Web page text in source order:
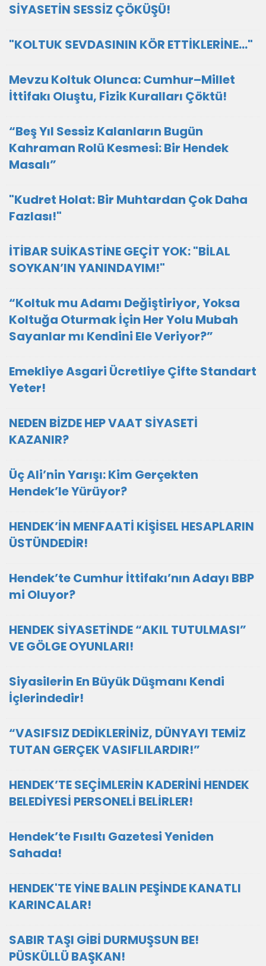
SİYASETİN SESSİZ ÇÖKÜŞÜ!
"KOLTUK SEVDASININ KÖR ETTİKLERİNE…"
Mevzu Koltuk Olunca: Cumhur–Millet
İttifakı Oluştu, Fizik Kuralları Çöktü!
“Beş Yıl Sessiz Kalanların Bugün
Kahraman Rolü Kesmesi: Bir Hendek
Masalı”
"Kudret Holat: Bir Muhtardan Çok Daha
Fazlası!"
İTİBAR SUİKASTİNE GEÇİT YOK: "BİLAL
SOYKAN’IN YANINDAYIM!"
“Koltuk mu Adamı Değiştiriyor, Yoksa
Koltuğa Oturmak İçin Her Yolu Mubah
Sayanlar mı Kendini Ele Veriyor?”
Emekliye Asgari Ücretliye Çifte Standart
Yeter!
NEDEN BİZDE HEP VAAT SİYASETİ
KAZANIR?
Üç Ali’nin Yarışı: Kim Gerçekten
Hendek’le Yürüyor?
HENDEK’İN MENFAATİ KİŞİSEL HESAPLARIN
ÜSTÜNDEDİR!
Hendek’te Cumhur İttifakı’nın Adayı BBP
mi Oluyor?
HENDEK SİYASETİNDE “AKIL TUTULMASI”
VE GÖLGE OYUNLARI!
Siyasilerin En Büyük Düşmanı Kendi
İçlerindedir!
“VASIFSIZ DEDİKLERİNİZ, DÜNYAYI TEMİZ
TUTAN GERÇEK VASIFLILARDIR!”
HENDEK’TE SEÇİMLERİN KADERİNİ HENDEK
BELEDİYESİ PERSONELİ BELİRLER!
Hendek’te Fısıltı Gazetesi Yeniden
Sahada!
HENDEK'TE YİNE BALIN PEŞİNDE KANATLI
KARINCALAR!
SABIR TAŞI GİBİ DURMUŞSUN BE!
PÜSKÜLLÜ BAŞKAN!